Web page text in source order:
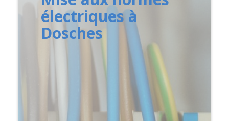
électriques à
Dosches